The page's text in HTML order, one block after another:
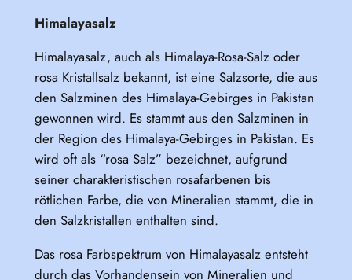
Himalayasalz
Himalayasalz, auch als Himalaya-Rosa-Salz oder
rosa Kristallsalz bekannt, ist eine Salzsorte, die aus
den Salzminen des Himalaya-Gebirges in Pakistan
gewonnen wird. Es stammt aus den Salzminen in
der Region des Himalaya-Gebirges in Pakistan. Es
wird oft als “rosa Salz” bezeichnet, aufgrund
seiner charakteristischen rosafarbenen bis
rötlichen Farbe, die von Mineralien stammt, die in
den Salzkristallen enthalten sind.
Das rosa Farbspektrum von Himalayasalz entsteht
durch das Vorhandensein von Mineralien und